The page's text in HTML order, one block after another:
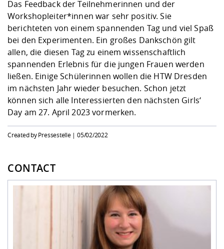
Das Feedback der Teilnehmerinnen und der
Workshopleiter*innen war sehr positiv. Sie
berichteten von einem spannenden Tag und viel Spaß
bei den Experimenten. Ein großes Dankschön gilt
allen, die diesen Tag zu einem wissenschaftlich
spannenden Erlebnis für die jungen Frauen werden
ließen. Einige Schülerinnen wollen die HTW Dresden
im nächsten Jahr wieder besuchen. Schon jetzt
können sich alle Interessierten den nächsten Girls‘
Day am 27. April 2023 vormerken.
Created by Pressestelle |05/02/2022
CONTACT